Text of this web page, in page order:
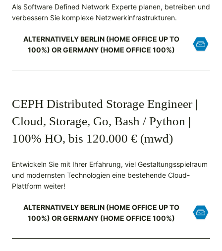
Als Software Defined Network Experte planen, betreiben und
verbessern Sie komplexe Netzwerkinfrastrukturen.
ALTERNATIVELY BERLIN (HOME OFFICE UP TO
100%) OR GERMANY (HOME OFFICE 100%)
CEPH Distributed Storage Engineer |
Cloud, Storage, Go, Bash / Python |
100% HO, bis 120.000 € (mwd)
Entwickeln Sie mit Ihrer Erfahrung, viel Gestaltungsspielraum
und modernsten Technologien eine bestehende Cloud-
Plattform weiter!
ALTERNATIVELY BERLIN (HOME OFFICE UP TO
100%) OR GERMANY (HOME OFFICE 100%)